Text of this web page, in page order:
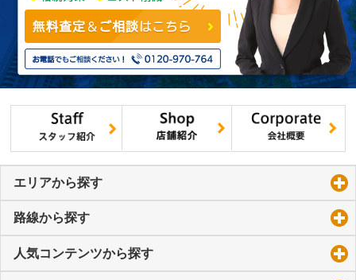
エリアから探す
路線から探す
人気コンテンツから探す